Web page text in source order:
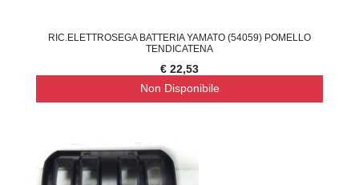
RIC.ELETTROSEGA BATTERIA YAMATO (54059) POMELLO
TENDICATENA
€ 22,53
Non Disponibile